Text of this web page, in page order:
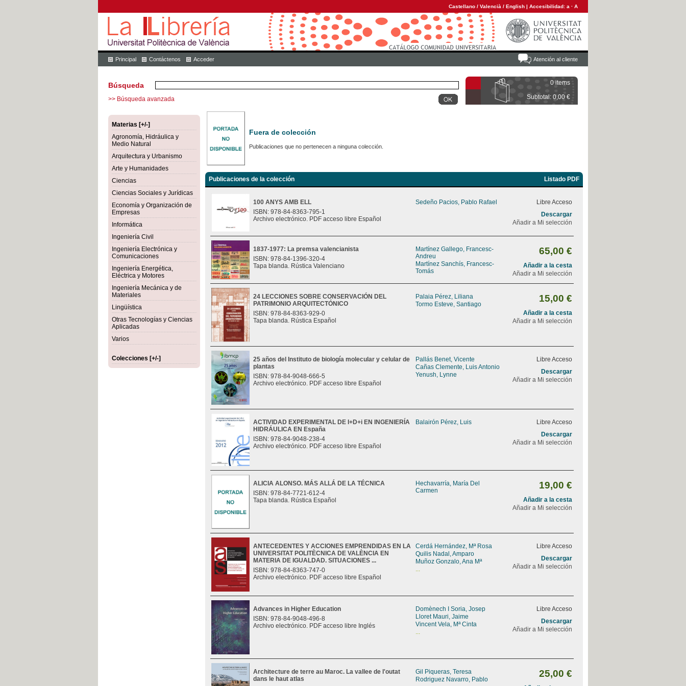
Castellano / Valencià / English | Accesibilidad: a · A
Atención al cliente
Principal Contáctenos Acceder
0 items
Subtotal: 0,00 €
Búsqueda
>> Búsqueda avanzada
Materias [+/-]
Agronomía, Hidráulica y
Medio Natural
Arquitectura y Urbanismo
Arte y Humanidades
Ciencias
Ciencias Sociales y Jurídicas
Economía y Organización de
Empresas
Informática
Ingeniería Civil
Ingeniería Electrónica y
Comunicaciones
Ingeniería Energética,
Eléctrica y Motores
Ingeniería Mecánica y de
Materiales
Lingüística
Otras Tecnologías y Ciencias
Aplicadas
Varios
Colecciones [+/-]
Fuera de colección
Publicaciones que no pertenecen a ninguna colección.
Publicaciones de la colección Listado PDF
100 ANYS AMB ELL
ISBN: 978-84-8363-795-1
Archivo electrónico. PDF acceso libre Español
Sedeño Pacios, Pablo Rafael
Libre Acceso
Descargar
Añadir a Mi selección
1837-1977: La premsa valencianista
ISBN: 978-84-1396-320-4
Tapa blanda. Rústica Valenciano
Martínez Gallego, Francesc-
Andreu
Martínez Sanchís, Francesc-
Tomás
65,00 €
Añadir a la cesta
Añadir a Mi selección
24 LECCIONES SOBRE CONSERVACIÓN DEL
PATRIMONIO ARQUITECTÓNICO
ISBN: 978-84-8363-929-0
Tapa blanda. Rústica Español
Palaia Pérez, Liliana
Tormo Esteve, Santiago
15,00 €
Añadir a la cesta
Añadir a Mi selección
25 años del Instituto de biología molecular y celular de
plantas
ISBN: 978-84-9048-666-5
Archivo electrónico. PDF acceso libre Español
Pallás Benet, Vicente
Cañas Clemente, Luis Antonio
Yenush, Lynne
Libre Acceso
Descargar
Añadir a Mi selección
ACTIVIDAD EXPERIMENTAL DE I+D+i EN INGENIERÍA
HIDRÁULICA EN España
ISBN: 978-84-9048-238-4
Archivo electrónico. PDF acceso libre Español
Balairón Pérez, Luis
Libre Acceso
Descargar
Añadir a Mi selección
ALICIA ALONSO. MÁS ALLÁ DE LA TÉCNICA
ISBN: 978-84-7721-612-4
Tapa blanda. Rústica Español
Hechavarría, María Del
Carmen
19,00 €
Añadir a la cesta
Añadir a Mi selección
ANTECEDENTES Y ACCIONES EMPRENDIDAS EN LA
UNIVERSITAT POLITÈCNICA DE VALÈNCIA EN
MATERIA DE IGUALDAD. SITUACIONES ...
ISBN: 978-84-8363-747-0
Archivo electrónico. PDF acceso libre Español
Cerdá Hernández, Mª Rosa
Quilis Nadal, Amparo
Muñoz Gonzalo, Ana Mª
...
Libre Acceso
Descargar
Añadir a Mi selección
Advances in Higher Education
ISBN: 978-84-9048-496-8
Archivo electrónico. PDF acceso libre Inglés
Domènech I Soria, Josep
Lloret Mauri, Jaime
Vincent Vela, Mª Cinta
...
Libre Acceso
Descargar
Añadir a Mi selección
Architecture de terre au Maroc. La vallee de l'outat
dans le haut atlas
Gil Piqueras, Teresa
Rodriguez Navarro, Pablo
25,00 €